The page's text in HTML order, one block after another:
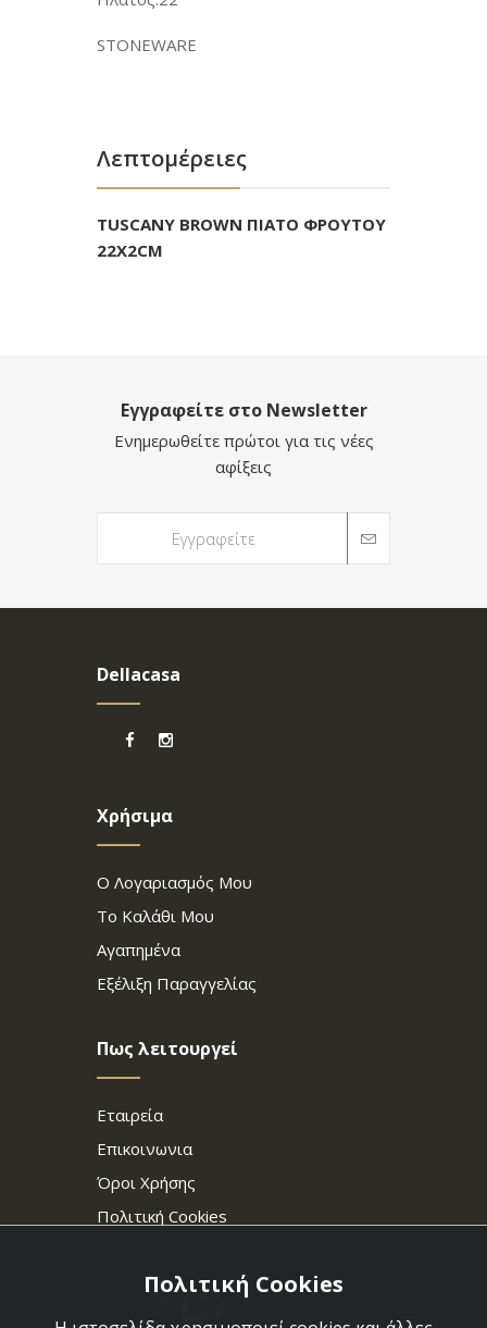
STONEWARE
Λεπτομέρειες
TUSCANY BROWN ΠΙΑΤΟ ΦΡΟΥΤΟΥ
22X2CM
Εγγραφείτε στο Newsletter
Ενημερωθείτε πρώτοι για τις νέες
αφίξεις
Dellacasa
Χρήσιμα
Ο Λογαριασμός Μου
Το Καλάθι Μου
Αγαπημένα
Εξέλιξη Παραγγελίας
Πως λειτουργεί
Εταιρεία
Επικοινωνια
Όροι Χρήσης
Πολιτική Cookies
Πολιτική Cookies